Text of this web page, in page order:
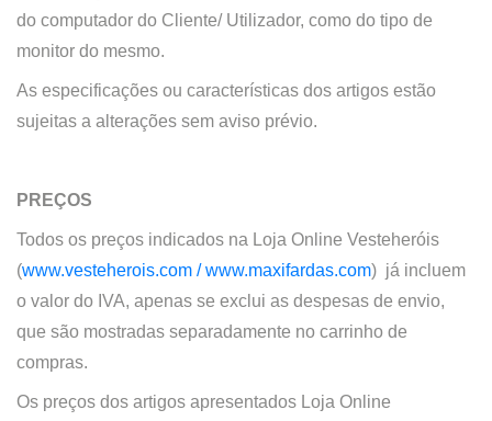
do computador do Cliente/ Utilizador, como do tipo de
monitor do mesmo.
As especificações ou características dos artigos estão
sujeitas a alterações sem aviso prévio.
PREÇOS
Todos os preços indicados na Loja Online Vesteheróis
(www.vesteherois.com /www.maxifardas.com) já incluem
o valor do IVA, apenas se exclui as despesas de envio,
que são mostradas separadamente no carrinho de
compras.
Os preços dos artigos apresentados Loja Online